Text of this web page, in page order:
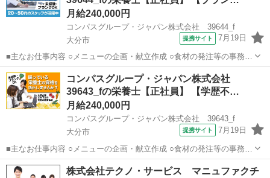
月給240,000円
コンパスグループ・ジャパン株式会社 39644_f
大分市
提携サイト 7月19日
■主なお仕事内容 ○メニューの企画・献立作成 ○食材の発注等の事務作
業 ○調理補助 等 入社後の主な流れ ・入社後は店長と一緒に店舗全
体の把握をしながら業務を覚えて頂きます。 ↓ ・お仕事が慣れてきた
ら、献立・メニューの...
大分 大分市 栄養士
コンパスグループ・ジャパン株式会社
39643_fの栄養士【正社員】 【学歴不…
月給240,000円
コンパスグループ・ジャパン株式会社 39643_f
大分市
提携サイト 7月19日
■主なお仕事内容 ○メニューの企画・献立作成 ○食材の発注等の事務作
業 ○調理補助 等 入社後の主な流れ ・入社後は店長と一緒に店舗全
体の把握をしながら業務を覚えて頂きます。 ↓ ・お仕事が慣れてきた
大分 大分市 栄養士
株式会社テクノ・サービス マニュファクチ